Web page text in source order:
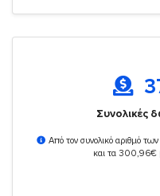
Συνολικές
Από τον συνολικό αριθμό
και τα 300,96€